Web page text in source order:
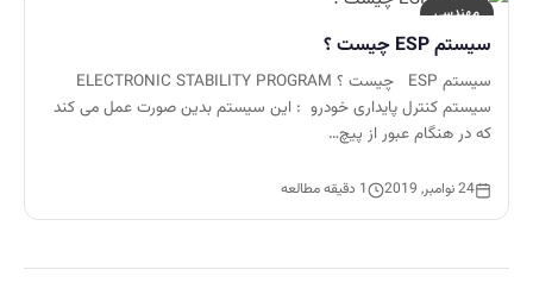
مهندسی
سیستم ESP چیست ؟
سیستم ESP چیست ؟ ELECTRONIC STABILITY PROGRAM
سیستم کنترل پایداری خودرو : این سیستم بدین صورت عمل می کند
که در هنگام عبور از پیچ…
24 نوامبر, 2019 1 دقیقه مطالعه